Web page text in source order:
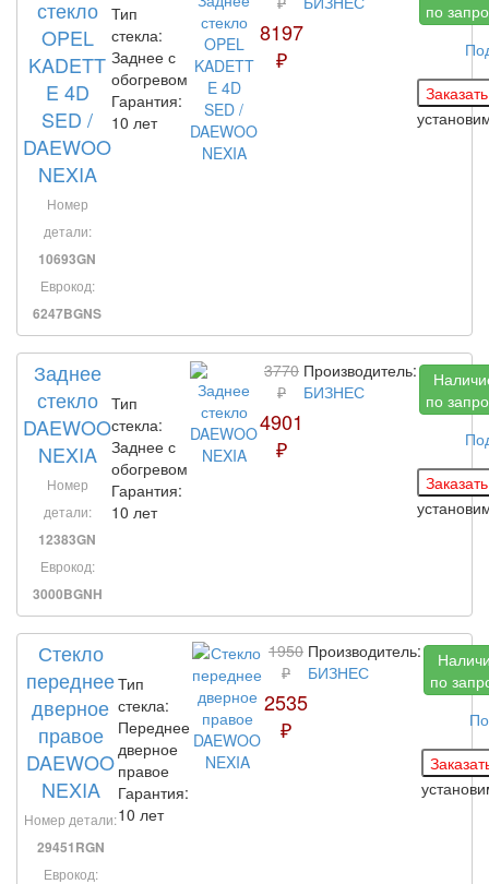
стекло
OPEL
KADETT
E 4D
SED /
DAEWOO
NEXIA
Номер
детали:
10693GN
Еврокод:
6247BGNS
Тип
стекла:
Заднее с
обогревом
Гарантия:
10 лет
8197
₽
по
Заднее
стекло
DAEWOO
NEXIA
Номер
детали:
12383GN
Еврокод:
3000BGNH
Тип
стекла:
Заднее с
обогревом
Гарантия:
10 лет
3770
₽
4901
₽
Производитель:
БИЗНЕС
по
Стекло
переднее
дверное
правое
DAEWOO
NEXIA
Номер детали:
29451RGN
Еврокод:
Тип
стекла:
Переднее
дверное
правое
Гарантия:
10 лет
1950
₽
2535
₽
Производитель:
БИЗНЕС
по